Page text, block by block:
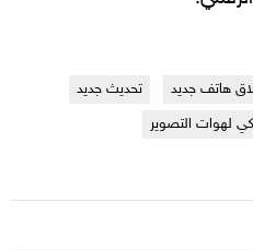
هاتف جديد
تحديث جديد
لهوات التصوير